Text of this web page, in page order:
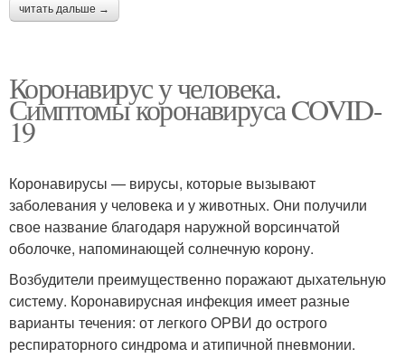
читать дальше →
Коронавирус у человека.
Симптомы коронавируса COVID-
19
Коронавирусы — вирусы, которые вызывают
заболевания у человека и у животных. Они получили
свое название благодаря наружной ворсинчатой
оболочке, напоминающей солнечную корону.
Возбудители преимущественно поражают дыхательную
систему. Коронавирусная инфекция имеет разные
варианты течения: от легкого ОРВИ до острого
респираторного синдрома и атипичной пневмонии.